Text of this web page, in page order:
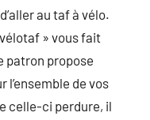
au taf à vélo.
» vous fait
patron propose
l’ensemble de vos
celle-ci perdure, il